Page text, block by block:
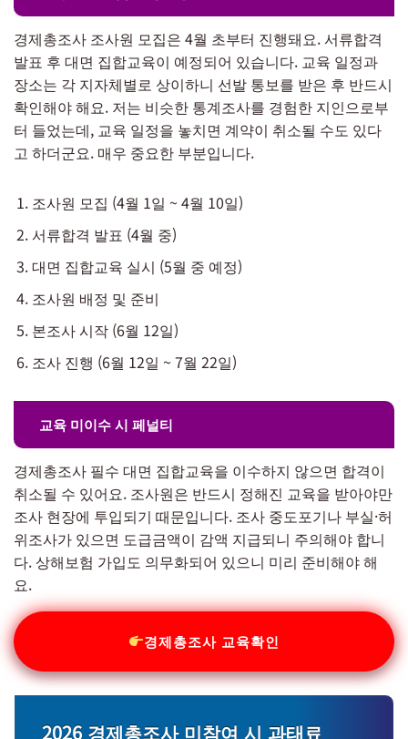
경제총조사 조사원 모집은 4월 초부터 진행돼요. 서류합격
발표 후 대면 집합교육이 예정되어 있습니다. 교육 일정과
장소는 각 지자체별로 상이하니 선발 통보를 받은 후 반드시
확인해야 해요. 저는 비슷한 통계조사를 경험한 지인으로부
터 들었는데, 교육 일정을 놓치면 계약이 취소될 수도 있다
고 하더군요. 매우 중요한 부분입니다.
조사원 모집 (4월 1일 ~ 4월 10일)
서류합격 발표 (4월 중)
대면 집합교육 실시 (5월 중 예정)
조사원 배정 및 준비
본조사 시작 (6월 12일)
조사 진행 (6월 12일 ~ 7월 22일)
교육 미이수 시 페널티
경제총조사 필수 대면 집합교육을 이수하지 않으면 합격이
취소될 수 있어요. 조사원은 반드시 정해진 교육을 받아야만
조사 현장에 투입되기 때문입니다. 조사 중도포기나 부실·허
위조사가 있으면 도급금액이 감액 지급되니 주의해야 합니
다. 상해보험 가입도 의무화되어 있으니 미리 준비해야 해
요.
경제총조사 교육확인
2026 경제총조사 미참여 시 과태료